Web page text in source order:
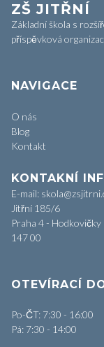
ZŠ JITŘNÍ
Základní škola s
příspěvková
NAVIGACE
O nás
Blog
Kontakt
KONTAKNÍ
E-mail:
Jitřní 185/6
Praha 4 - Hodkovičky
147 00
OTEVÍRACÍ
Po-ČT: 7:30 - 16:00
Pá: 7:30 - 14:00